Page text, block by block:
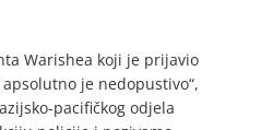
Warishea koji je prijavio
je nedopustivo“,
pacifičkog odjela